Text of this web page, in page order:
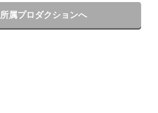
所属プロダクションへ